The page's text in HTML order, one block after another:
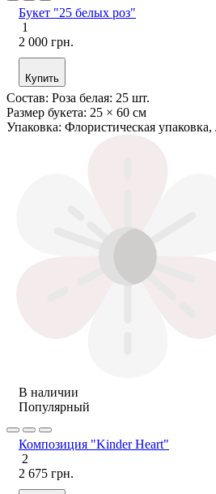
Букет "25 белых роз"
1
2 000 грн.
Купить
Состав: Роза белая: 25 шт.
Размер букета: 25 × 60 см
Упаковка: Флористическая упаковка,
В наличии
Популярный
Композиция "Kinder Heart"
2
2 675 грн.